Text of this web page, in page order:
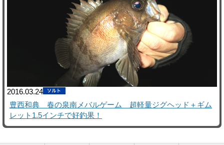
2016.03.24
豊西和典 春の泉南メバルゲーム 超軽量ジグヘッド＋ギム
レット1.5インチで好釣果！